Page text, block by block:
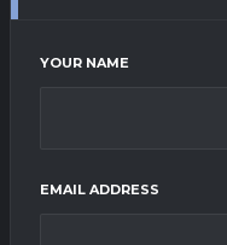
YOUR NAME
EMAIL ADDRESS